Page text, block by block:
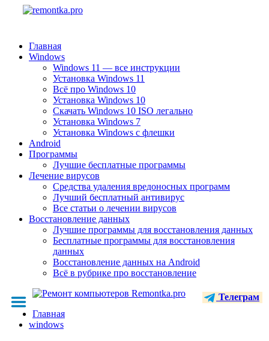
Главная
Windows
Windows 11 — все инструкции
Установка Windows 11
Всё про Windows 10
Установка Windows 10
Скачать Windows 10 ISO легально
Установка Windows 7
Установка Windows с флешки
Android
Программы
Лучшие бесплатные программы
Лечение вирусов
Средства удаления вредоносных программ
Лучший бесплатный антивирус
Все статьи о лечении вирусов
Восстановление данных
Лучшие программы для восстановления данных
Бесплатные программы для восстановления
данных
Восстановление данных на Android
Всё в рубрике про восстановление
Телеграм
Главная
windows